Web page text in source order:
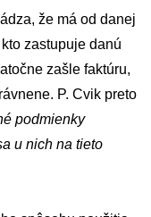
že má od danej
zastupuje danú
zašle faktúru,
P. Cvik preto
podmienky
u nich na tieto